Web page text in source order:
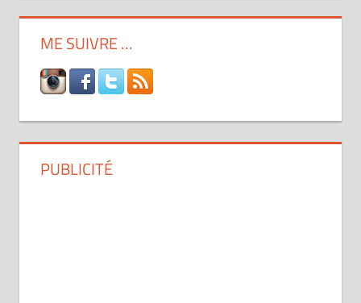
ME SUIVRE …
PUBLICITÉ